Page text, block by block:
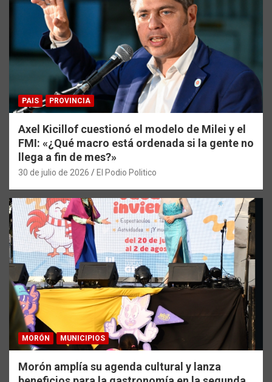
PAIS PROVINCIA
Axel Kicillof cuestionó el modelo de Milei y el
FMI: «¿Qué macro está ordenada si la gente no
llega a fin de mes?»
30 de julio de 2026 El Podio Politico
MORÓN MUNICIPIOS
Morón amplía su agenda cultural y lanza